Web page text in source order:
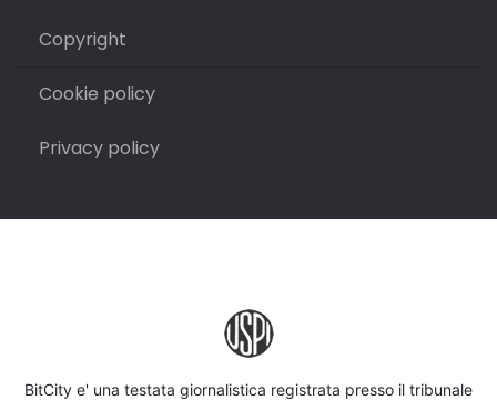
Copyright
Cookie policy
Privacy policy
BitCity e' una testata giornalistica registrata presso il tribunale